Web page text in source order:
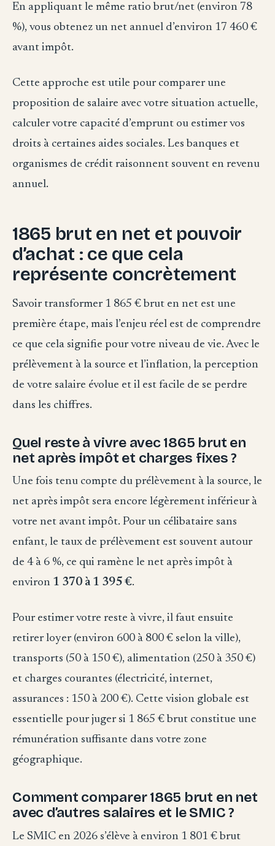
En appliquant le même ratio brut/net (environ 78
%), vous obtenez un net annuel d’environ 17 460 €
avant impôt.
Cette approche est utile pour comparer une
proposition de salaire avec votre situation actuelle,
calculer votre capacité d’emprunt ou estimer vos
droits à certaines aides sociales. Les banques et
organismes de crédit raisonnent souvent en revenu
annuel.
1865 brut en net et pouvoir
d’achat : ce que cela
représente concrètement
Savoir transformer 1 865 € brut en net est une
première étape, mais l’enjeu réel est de comprendre
ce que cela signifie pour votre niveau de vie. Avec le
prélèvement à la source et l’inflation, la perception
de votre salaire évolue et il est facile de se perdre
dans les chiffres.
Quel reste à vivre avec 1865 brut en
net après impôt et charges fixes ?
Une fois tenu compte du prélèvement à la source, le
net après impôt sera encore légèrement inférieur à
votre net avant impôt. Pour un célibataire sans
enfant, le taux de prélèvement est souvent autour
de 4 à 6 %, ce qui ramène le net après impôt à
environ 1 370 à 1 395 €.
Pour estimer votre reste à vivre, il faut ensuite
retirer loyer (environ 600 à 800 € selon la ville),
transports (50 à 150 €), alimentation (250 à 350 €)
et charges courantes (électricité, internet,
assurances : 150 à 200 €). Cette vision globale est
essentielle pour juger si 1 865 € brut constitue une
rémunération suffisante dans votre zone
géographique.
Comment comparer 1865 brut en net
avec d’autres salaires et le SMIC ?
Le SMIC en 2026 s’élève à environ 1 801 € brut